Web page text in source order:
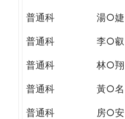
普通科
湯○婕
普通科
李○叡
普通科
林○翔
普通科
黃○名
普通科
房○安